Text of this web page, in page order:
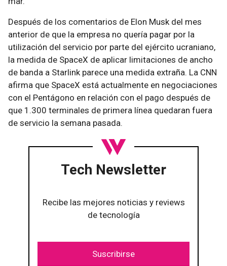
Después de los comentarios de Elon Musk del mes
anterior de que la empresa no quería pagar por la
utilización del servicio por parte del ejército ucraniano,
la medida de SpaceX de aplicar limitaciones de ancho
de banda a Starlink parece una medida extraña. La CNN
afirma que SpaceX está actualmente en negociaciones
con el Pentágono en relación con el pago después de
que 1.300 terminales de primera línea quedaran fuera
de servicio la semana pasada.
Tech Newsletter
Recibe las mejores noticias y reviews
de tecnología
Suscribirse